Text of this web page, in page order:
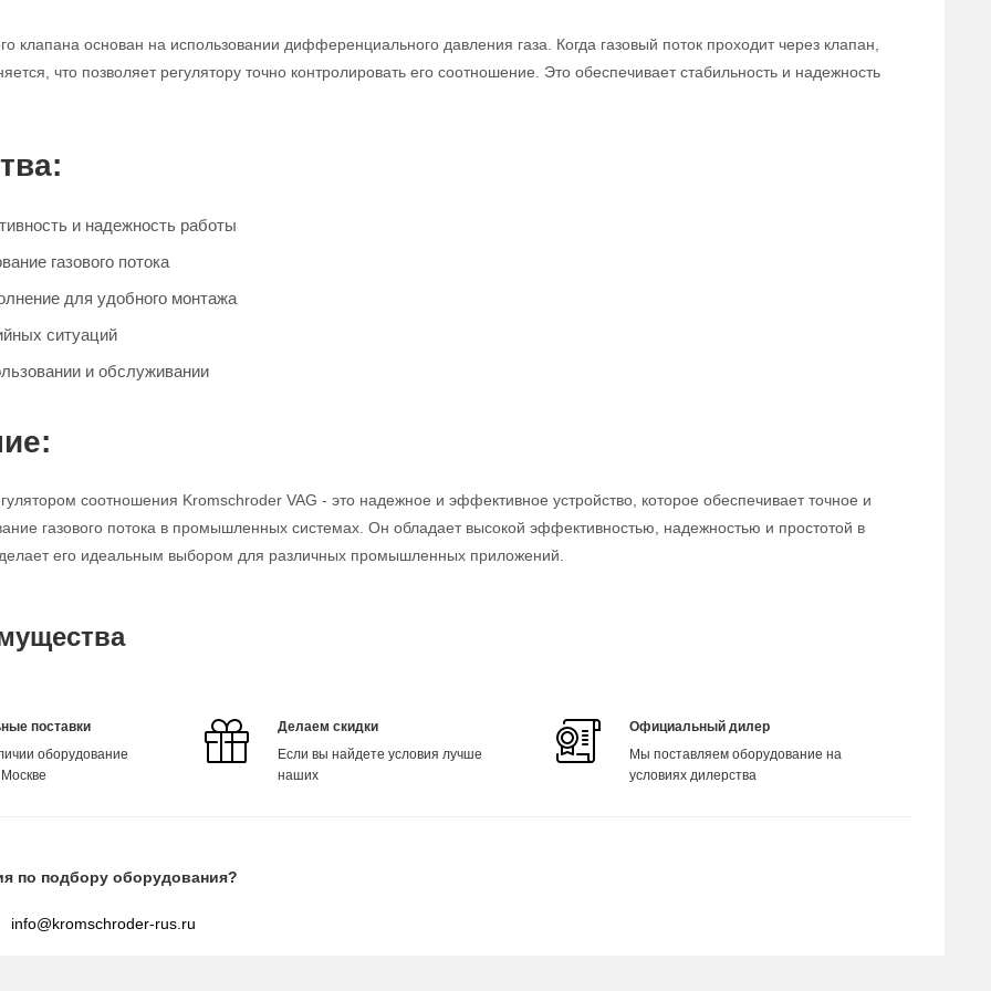
клапана основан на использовании дифференциального давления газа. Когда газовый поток проходит через клапан,
что позволяет регулятору точно контролировать его соотношение. Это обеспечивает стабильность и надежность
и надежность работы
газового потока
для удобного монтажа
ситуаций
и обслуживании
соотношения Kromschroder VAG - это надежное и эффективное устройство, которое обеспечивает точное и
газового потока в промышленных системах. Он обладает высокой эффективностью, надежностью и простотой в
его идеальным выбором для различных промышленных приложений.
поставки
оборудование
Делаем скидки
Если вы найдете условия лучше
наших
Официальный дилер
Мы поставляем оборудование на
условиях дилерства
по подбору оборудования?
info@kromschroder-rus.ru